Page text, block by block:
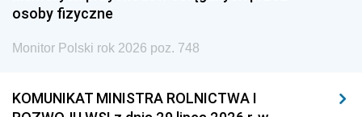
osoby fizyczne
Monitor Polski rok 2026 poz. 748
KOMUNIKAT MINISTRA ROLNICTWA I